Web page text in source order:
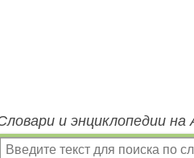
и энциклопедии на